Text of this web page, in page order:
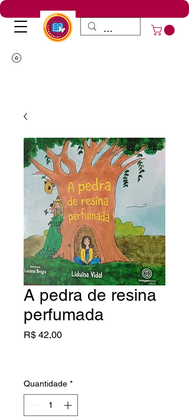
A pedra de resina
perfumada
R$ 42,00Preço
Quantidade *